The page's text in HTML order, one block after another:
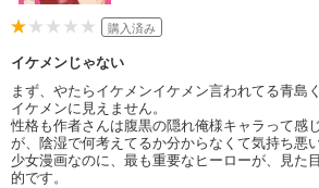
購入済み
イケメンじゃない
まず、やたらイケメンイケメン言われてる青島
イケメンに見えません。
性格も作者さんは腹黒の隠れ俺様キャラって感
が、陰湿で何考えてるか分からなくて気持ち悪
少女漫画なのに、最も重要なヒーローが、見た
的です。